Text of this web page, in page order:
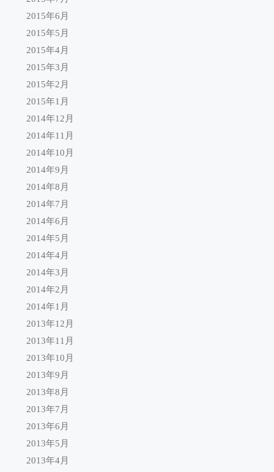
2015年6月
2015年5月
2015年4月
2015年3月
2015年2月
2015年1月
2014年12月
2014年11月
2014年10月
2014年9月
2014年8月
2014年7月
2014年6月
2014年5月
2014年4月
2014年3月
2014年2月
2014年1月
2013年12月
2013年11月
2013年10月
2013年9月
2013年8月
2013年7月
2013年6月
2013年5月
2013年4月